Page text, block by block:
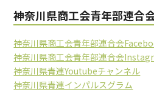
神奈川県商工会青年部連合
神奈川県商工会青年部連合会
神奈川県商工会青年部連合会
神奈川県青連Youtubeチャンネル
神奈川県青連インパルスグラム